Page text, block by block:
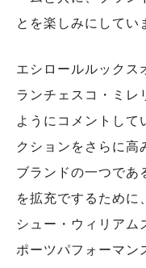
とを楽しみにしてい
エシロールルックス
ランチェスコ・ミ
ようにコメントして
クションをさらに高
ブランドの一つであ
を拡充でするために
シュー・ウィリアム
ポーツパフォーマン